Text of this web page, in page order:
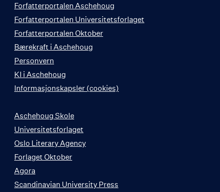
Forfatterportalen Aschehoug
Forfatterportalen Universitetsforlaget
Forfatterportalen Oktober
Bærekraft i Aschehoug
Personvern
KI i Aschehoug
Informasjonskapsler (cookies)
Aschehoug Skole
Universitetsforlaget
Oslo Literary Agency
Forlaget Oktober
Agora
Scandinavian University Press